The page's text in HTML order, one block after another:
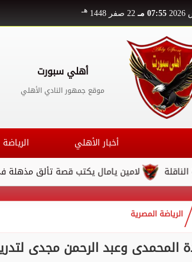
07:55 مـ 22 صفر 1448 هـ
أهلي سبورت
موقع جمهور النادي الأهلي
أخبار الأهلي
لامين يامال يكتب قصة تألق مذهلة في برشلونة
الرياضة المصرية
المحمدى وعبد الرحمن مجدى